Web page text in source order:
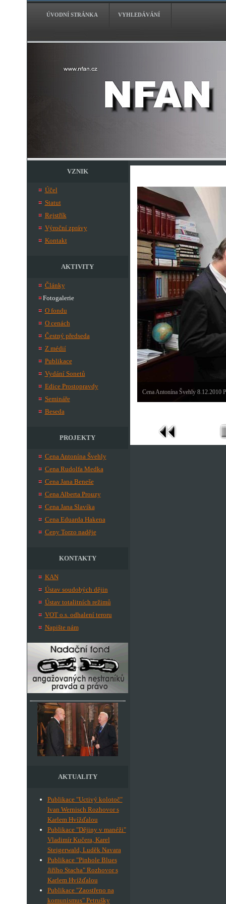
ÚVODNÍ STRÁNKA VYHLEDÁVÁNÍ
VZNIK
Účel
Statut
Rejstřík
Výroční zprávy
Kontakt
AKTIVITY
Články
Fotogalerie
O fondu
O cenách
Čestný předseda
Z médií
Publikace
Vydání Sonetů
Edice Prostopravdy
Semináře
Beseda
PROJEKTY
Cena Antonína Švehly
Cena Rudolfa Medka
Cena Jana Beneše
Cena Alberta Prouzy
Cena Jana Slavíka
Cena Eduarda Hakena
Ceny Torzo naděje
KONTAKTY
KAN
Ústav soudobých dějin
Ústav totalitních režimů
VOT o.s. odhalení teroru
Napište nám
AKTUALITY
Publikace "Uctivý kolotoč"
Ivan Wernisch Rozhovor s
Karlem Hvížďalou
Publikace "Dějiny v manéži"
Vladimír Kučera, Karel
Steigerwald, Luděk Navara
Publikace "Pinhole Blues
Jiřího Stacha" Rozhovor s
Karlem Hvížďalou
Publikace "Zaostřeno na
komunismus" Petrušky
Cena Antonína Švehly 8.12.2010